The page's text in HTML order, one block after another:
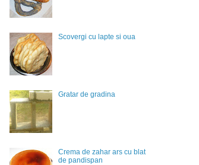
Scovergi cu lapte si oua
Gratar de gradina
Crema de zahar ars cu blat
de pandispan